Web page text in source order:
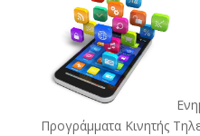
Προγράμματα Κινητής